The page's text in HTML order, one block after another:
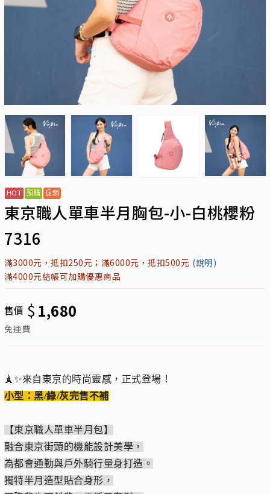
東京職人單車半月胸包-小-白桃櫻粉
7316
滿3000元，抵扣250元；滿6000元，抵扣500元 (說明)
滿4000元結帳可加購優惠商品
售價 $ 1,680
免運費
🗼✨來自東京的時尚靈感，正式登場！
小型：黑/綠/灰完售不補
【東京職人單車半月包】
融合東京街頭的機能設計美學，
為都會通勤與戶外騎行量身打造。
獨特半月造型貼合身形，